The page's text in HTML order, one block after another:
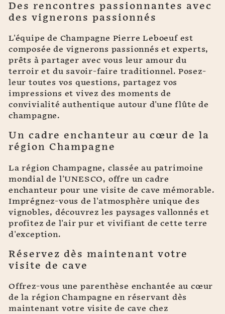
Des rencontres passionnantes avec
des vignerons passionnés
L'équipe de Champagne Pierre Leboeuf est
composée de vignerons passionnés et experts,
prêts à partager avec vous leur amour du
terroir et du savoir-faire traditionnel. Posez-
leur toutes vos questions, partagez vos
impressions et vivez des moments de
convivialité authentique autour d'une flûte de
champagne.
Un cadre enchanteur au cœur de la
région Champagne
La région Champagne, classée au patrimoine
mondial de l'UNESCO, offre un cadre
enchanteur pour une visite de cave mémorable.
Imprégnez-vous de l'atmosphère unique des
vignobles, découvrez les paysages vallonnés et
profitez de l'air pur et vivifiant de cette terre
d'exception.
Réservez dès maintenant votre
visite de cave
Offrez-vous une parenthèse enchantée au cœur
de la région Champagne en réservant dès
maintenant votre visite de cave chez